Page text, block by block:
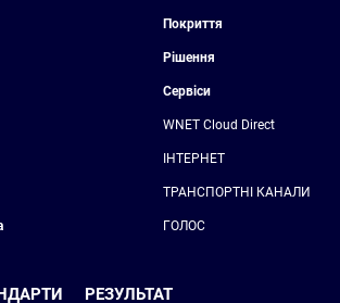
Покриття
Рішення
Сервіси
WNET Cloud Direct
ІНТЕРНЕТ
ТРАНСПОРТНІ КАНАЛИ
ГОЛОС
РЕЗУЛЬТАТ